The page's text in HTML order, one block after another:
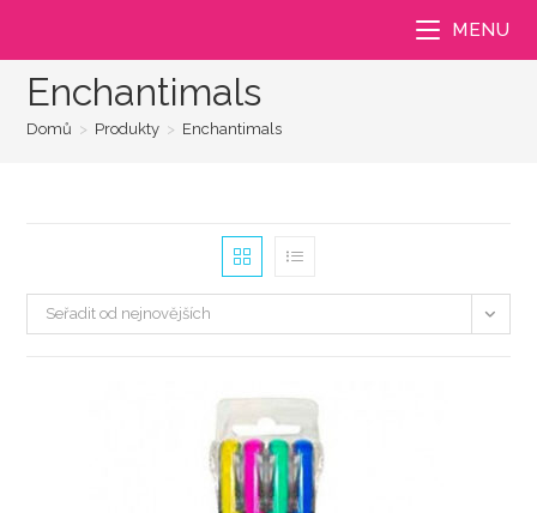
MENU
Enchantimals
Domů > Produkty > Enchantimals
Seřadit od nejnovějších